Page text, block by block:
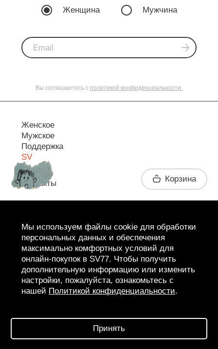
Женщина Мужчина
Вы соглашаетесь с политикой конфиденциальности.
Женское
Мужское
Поддержка
SV
Контакты
SV BOUTIQUE
Корзина
Мы используем файлы cookie для обработки
персональных данных и обеспечения
максимально комфортных условий для
онлайн-покупок в SV77. Чтобы получить
дополнительную информацию или изменить
настройки, пожалуйста, ознакомьтесь с
нашей Политикой конфиденциальности.
Принять